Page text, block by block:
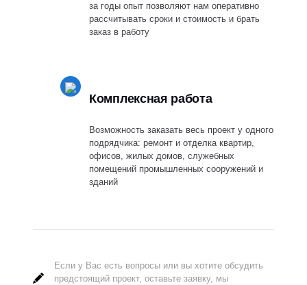
за годы опыт позволяют нам оперативно
рассчитывать сроки и стоимость и брать
заказ в работу
Комплексная работа
Возможность заказать весь проект у одного
подрядчика: ремонт и отделка квартир,
офисов, жилых домов, служебных
помещений промышленных сооружений и
зданий
Если у Вас есть вопросы или вы хотите обсудить
предстоящий проект, оставьте заявку, мы